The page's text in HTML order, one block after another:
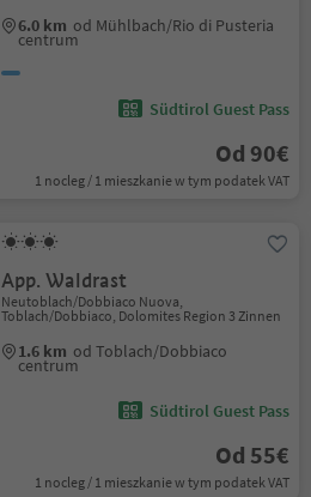
6.0 km od Mühlbach/Rio di Pusteria
centrum
Südtirol Guest Pass
Od 90€
1 nocleg / 1 mieszkanie w tym podatek VAT
App. Waldrast
Neutoblach/Dobbiaco Nuova,
Toblach/Dobbiaco, Dolomites Region 3 Zinnen
1.6 km od Toblach/Dobbiaco
centrum
Südtirol Guest Pass
Od 55€
1 nocleg / 1 mieszkanie w tym podatek VAT